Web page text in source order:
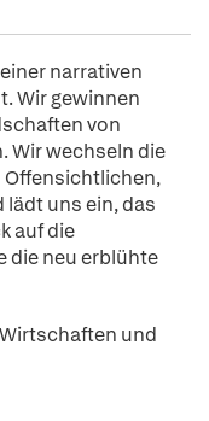
narrativen
Wir gewinnen
von
Wir wechseln die
Offensichtlichen,
uns ein, das
auf die
die neu erblühte
und